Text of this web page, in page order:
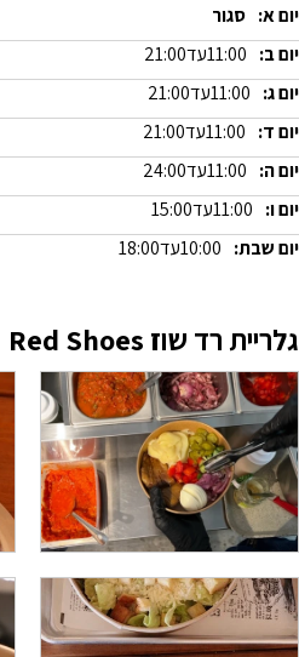
יום א: סגור
יום ב: 11:00עד21:00
יום ג: 11:00עד21:00
יום ד: 11:00עד21:00
יום ה: 11:00עד24:00
יום ו: 11:00עד15:00
יום שבת: 10:00עד18:00
גלריית רד שוז Red Shoes